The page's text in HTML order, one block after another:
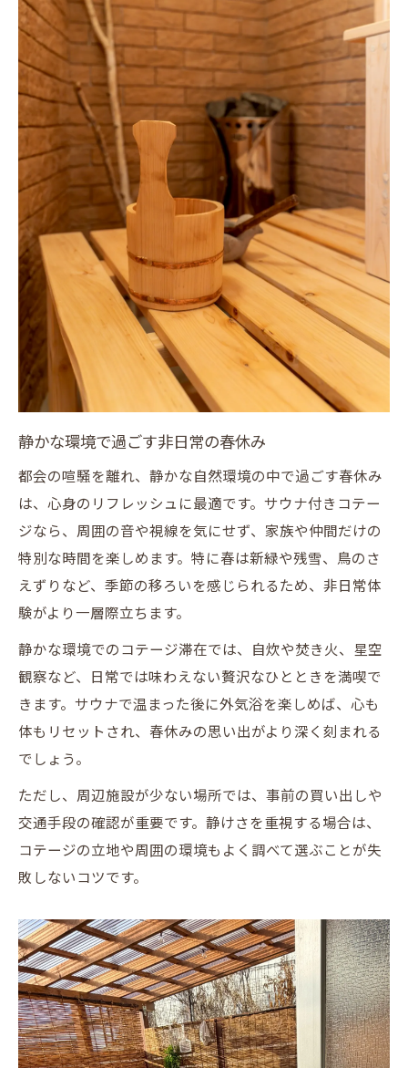
静かな環境で過ごす非日常の春休み
都会の喧騒を離れ、静かな自然環境の中で過ごす春休み
は、心身のリフレッシュに最適です。サウナ付きコテー
ジなら、周囲の音や視線を気にせず、家族や仲間だけの
特別な時間を楽しめます。特に春は新緑や残雪、鳥のさ
えずりなど、季節の移ろいを感じられるため、非日常体
験がより一層際立ちます。
静かな環境でのコテージ滞在では、自炊や焚き火、星空
観察など、日常では味わえない贅沢なひとときを満喫で
きます。サウナで温まった後に外気浴を楽しめば、心も
体もリセットされ、春休みの思い出がより深く刻まれる
でしょう。
ただし、周辺施設が少ない場所では、事前の買い出しや
交通手段の確認が重要です。静けさを重視する場合は、
コテージの立地や周囲の環境もよく調べて選ぶことが失
敗しないコツです。